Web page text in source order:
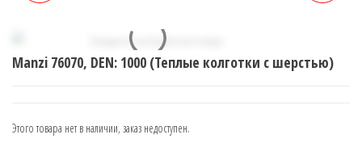
ХЛОПКА)
Manzi 76070, DEN: 1000 (Теплые колготки с шерстью)
Этого товара нет в наличии, заказ недоступен.